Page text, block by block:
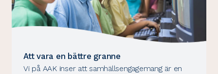
Att vara en bättre granne
Vi på AAK inser att samhällsengagemang är en